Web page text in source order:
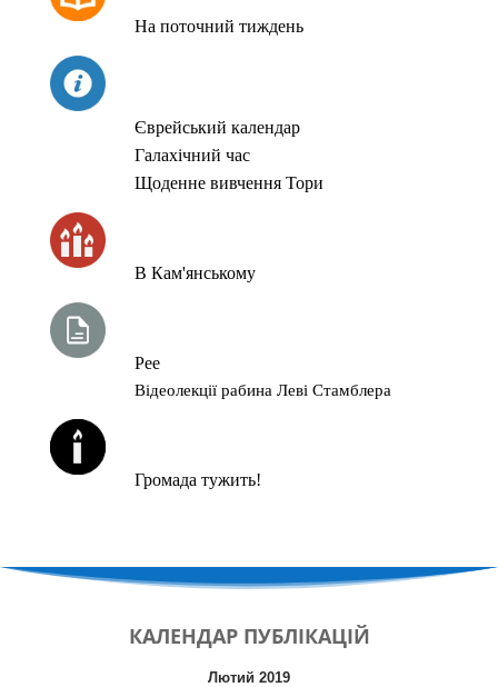
На поточний тиждень
Єврейський календар
Галахічний час
Щоденне вивчення Тори
В Кам'янському
Рее
Відеолекції рабина Леві Стамблера
Громада тужить!
КАЛЕНДАР ПУБЛІКАЦІЙ
Лютий 2019